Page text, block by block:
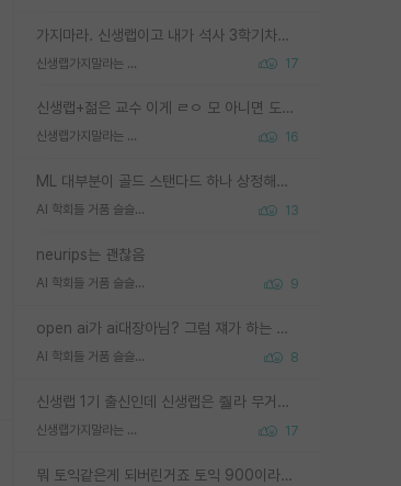
가지마라. 신생랩이고 내가 석사 3학기차인데 최고참인데 나도 아무것도 모르는데 교수가 후배들 왜 논문 교육 안시키냐. 논문 왜 안 써오냐 닦달한다
신생랩가지말라는 이유가 있었구나 17
신생랩+젊은 교수 이게 ㄹㅇ 모 아니면 도인듯.
신생랩가지말라는 이유가 있었구나 16
ML 대부분이 골드 스탠다드 하나 상정해놓고 (벤치마크 데이터셋이 여러 개면 여러 개 상정) 그거 얼마나 잘 맞추나 싸움임 가끔 번뜩이는 설계 철학을 보여주는 논문들도 있지만 대부분 그거 성적 얼마나 더 올리느라에 혈안이 되어 있는 측면이 잇음
AI 학회들 거품 슬슬 지적이 나오네요 13
neurips는 괜찮음
AI 학회들 거품 슬슬 지적이 나오네요 9
open ai가 ai대장아님? 그럼 쟤가 하는 말이 다 맞겠네
AI 학회들 거품 슬슬 지적이 나오네요 8
신생랩 1기 출신인데 신생랩은 줠라 무거운 바벨 같은거임. 들면 대박인데 못들면 깔려 죽음. 아무도 알려주지 않는 환경에서 자생해야하지만, 일단 살아남았다면 그 어떤 사람보다 악착같고 생존력 높은 사람으로 거듭날 수 있음
신생랩가지말라는 이유가 있었구나 17
뭐 토익같은게 되버린거죠 토익 900이라고 영어잘하는건 아닙니다만 잘하는사람은 다 900을 넘는 그런